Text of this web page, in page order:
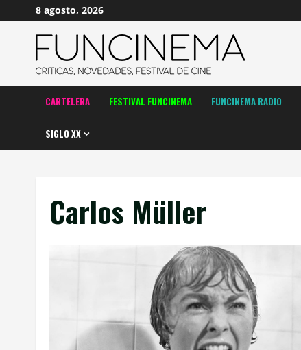
contenido
8 agosto, 2026
CARTELERA FESTIVAL FUNCINEMA FUNCINEMA RADIO
SIGLO XX
Carlos Müller